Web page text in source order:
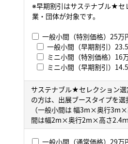
※早期割引はサステナブル★セ
業・団体が対象です。
一般小間（特別価格）25万
一般小間（早期割引）23.5
ミニ小間（特別価格）16
ミニ小間（早期割引）
サステナブル★セレクション
の方は、出展ブースタイプを選
（一般小間は 幅3m×奥行
間は幅2m×奥行2m×高さ2.4
一般小間（通常価格）29万